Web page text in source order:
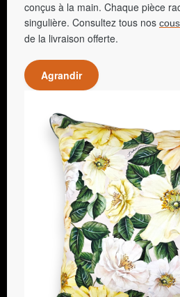
conçus à la main. Chaque pièce
singulière. Consultez tous nos
de la livraison offerte.
Agrandir